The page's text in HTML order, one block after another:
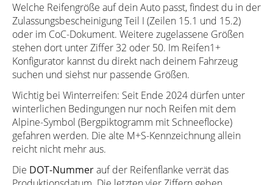
Welche Reifengröße auf dein Auto passt, findest du in der
Zulassungsbescheinigung Teil I (Zeilen 15.1 und 15.2)
oder im CoC-Dokument. Weitere zugelassene Größen
stehen dort unter Ziffer 32 oder 50. Im Reifen1+
Konfigurator kannst du direkt nach deinem Fahrzeug
suchen und siehst nur passende Größen.
Wichtig bei Winterreifen: Seit Ende 2024 dürfen unter
winterlichen Bedingungen nur noch Reifen mit dem
Alpine-Symbol (Bergpiktogramm mit Schneeflocke)
gefahren werden. Die alte M+S-Kennzeichnung allein
reicht nicht mehr aus.
Die DOT-Nummerauf der Reifenflanke verrät das